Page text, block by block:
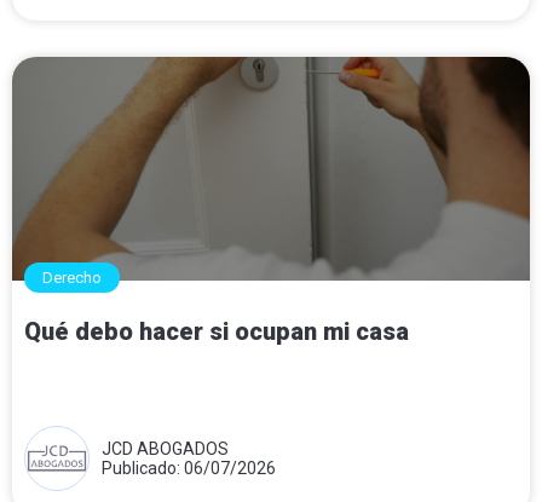
Derecho
Qué debo hacer si ocupan mi casa
JCD ABOGADOS
Publicado: 06/07/2026